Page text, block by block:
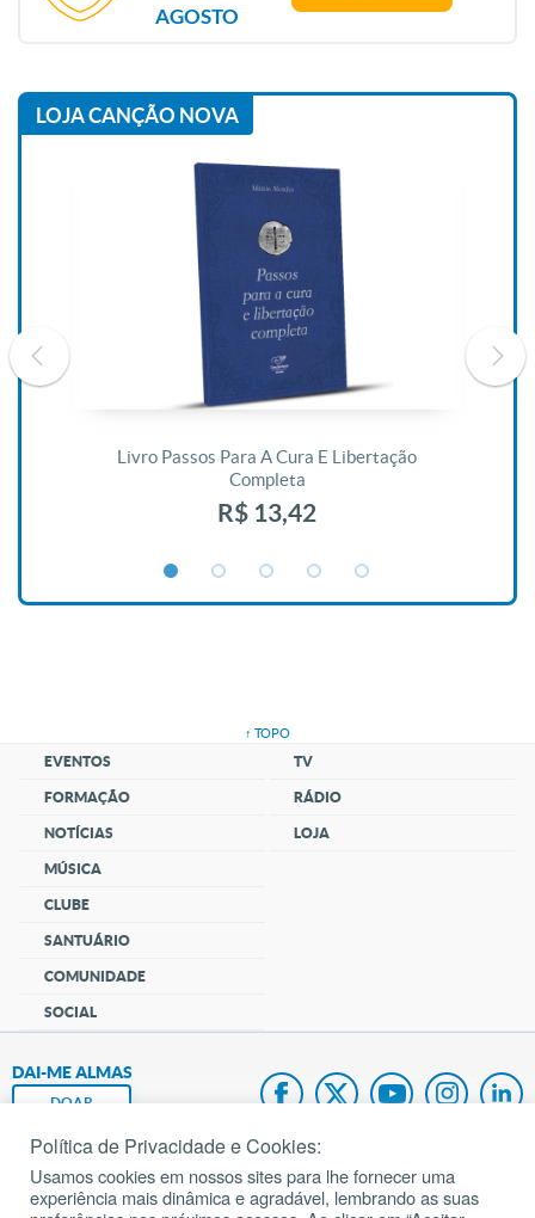
AGOSTO
LOJA CANÇÃO NOVA
Livro Passos Para A Cura E Libertação
Completa
R$ 13,42
↑ TOPO
EVENTOS
FORMAÇÃO
NOTÍCIAS
MÚSICA
CLUBE
SANTUÁRIO
COMUNIDADE
SOCIAL
TV
RÁDIO
LOJA
DAI-ME ALMAS
DOAR
Fundação João Paulo II
Pedido de Oração
Política de Privacidade e Cookies:
Usamos cookies em nossos sites para lhe fornecer uma
experiência mais dinâmica e agradável, lembrando as suas